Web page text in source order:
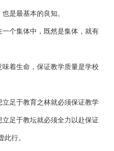
是最基本的良知。
个集体中，既然是集体，就有
着生命，保证教学质量是学校
足于教育之林就必须保证教学
足于教坛就必须全力以赴保证
行。